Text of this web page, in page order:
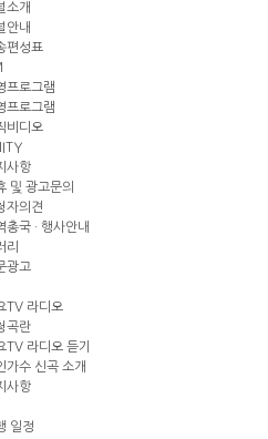
소개
안내
편성표
프로그램
프로그램
비디오
사항
및 광고문의
자의견
총국 · 행사안내
리
광고
TV 라디오
곡란
TV 라디오 듣기
가수 신곡 소개
사항
일정